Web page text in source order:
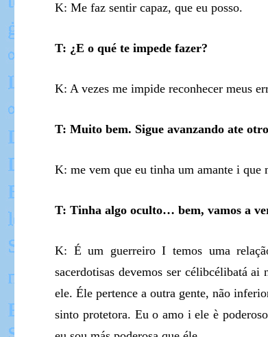
K: Me faz sentir capaz, que eu posso.
T: ¿E o qué te impede fazer?
K: A vezes me impide reconhecer meus
T: Muito bem. Sigue avanzando ate
K: me vem que eu tinha um amante i que
T: Tinha algo oculto… bem, vamos a
K: É um guerreiro I temos uma
sacerdotisas devemos ser célibcélibatá
ele. Éle pertence a outra gente, não
sinto protetora. Eu o amo i ele è